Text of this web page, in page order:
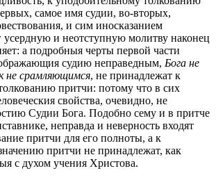
самое имя судии, во-вторых,
и сим иносказанием
усердную и неотступную молитву наконец
а подробныя черты первой части
судию неправедным, Бога не
не срамляющимся, не принадлежат к
притчи: потому что в сих
свойства, очевидно, не
Судии Бога. Подобно сему и в притче
неправда и неверность входят
притчи для его полноты, а к
притчи не принадлежат, как
с духом учения Христова.